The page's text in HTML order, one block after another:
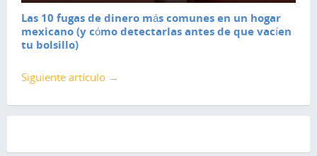
Las 10 fugas de dinero más comunes en un hogar
mexicano (y cómo detectarlas antes de que vacíen
tu bolsillo)
Siguiente artículo →